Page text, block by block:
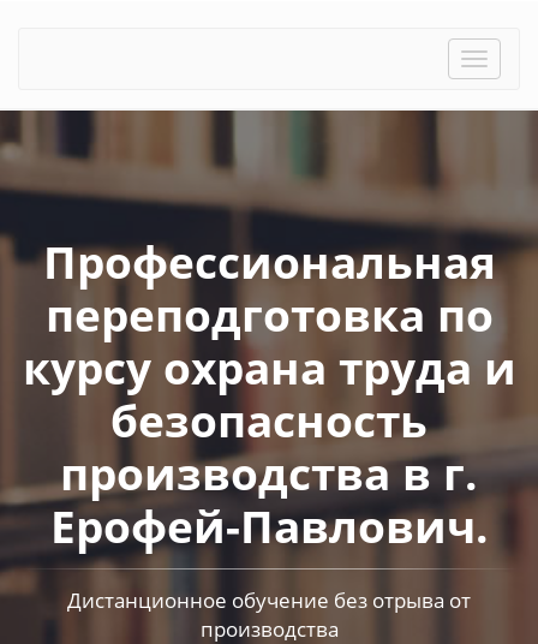
Toggle
Профессиональная
переподготовка по
курсу охрана труда и
безопасность
производства в г.
Ерофей-Павлович.
Дистанционное обучение без отрыва от
производства